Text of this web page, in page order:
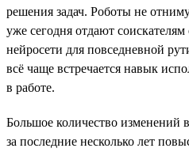
решения задач. Роботы не
уже сегодня отдают
нейросети для повседневной
всё чаще встречается навык
в работе.
Большое количество изменений
за последние несколько лет